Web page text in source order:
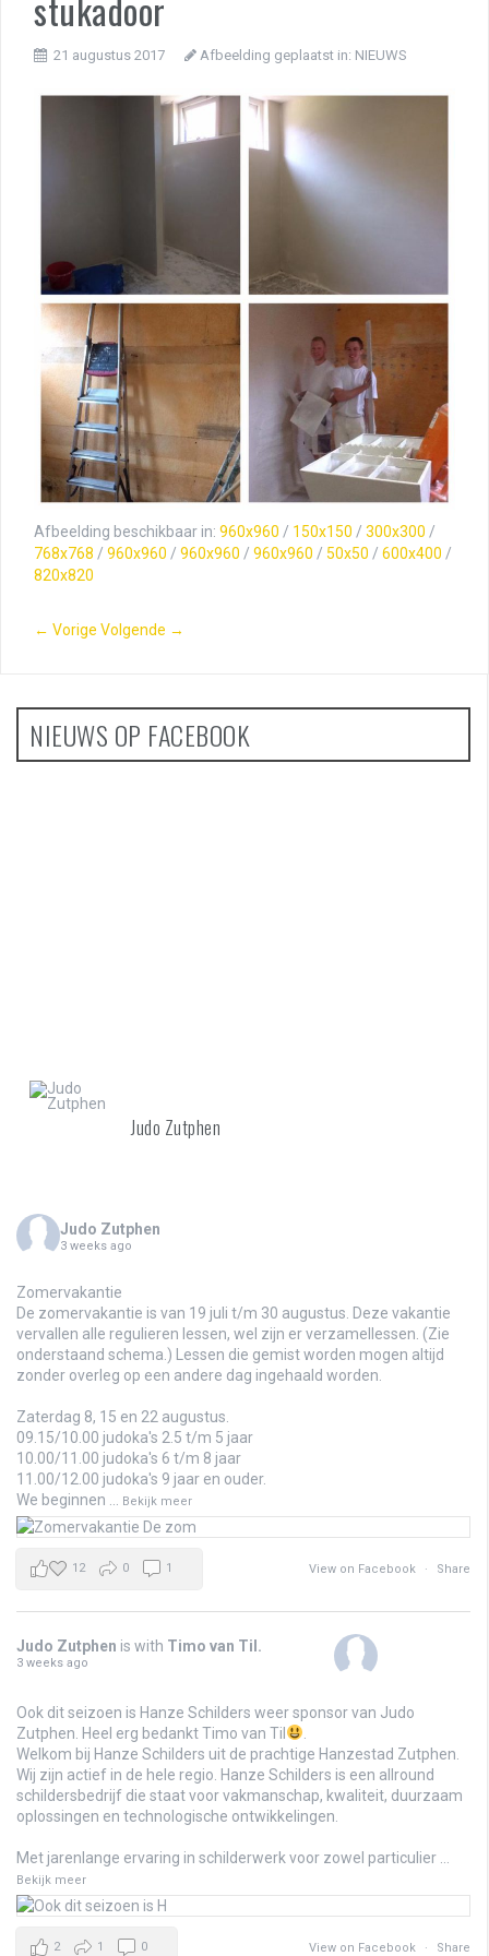
21 augustus 2017 Afbeelding geplaatst in: NIEUWS
Afbeelding beschikbaar in: 960x960 / 150x150 / 300x300 /
768x768 / 960x960 / 960x960 / 960x960 / 50x50 / 600x400 /
820x820
← Vorige Volgende →
NIEUWS OP FACEBOOK
Judo Zutphen
Judo Zutphen
3 weeks ago
Zomervakantie
De zomervakantie is van 19 juli t/m 30 augustus. Deze vakantie
vervallen alle regulieren lessen, wel zijn er verzamellessen. (Zie
onderstaand schema.) Lessen die gemist worden mogen altijd
zonder overleg op een andere dag ingehaald worden.
Zaterdag 8, 15 en 22 augustus.
09.15/10.00 judoka's 2.5 t/m 5 jaar
10.00/11.00 judoka's 6 t/m 8 jaar
11.00/12.00 judoka's 9 jaar en ouder.
We beginnen
Bekijk meer
View on Facebook · Share
12 0 1
Judo Zutphen is with Timo van Til.
3 weeks ago
Ook dit seizoen is Hanze Schilders weer sponsor van Judo
Zutphen. Heel erg bedankt Timo van Til
Welkom bij Hanze Schilders uit de prachtige Hanzestad Zutphen.
Wij zijn actief in de hele regio. Hanze Schilders is een allround
schildersbedrijf die staat voor vakmanschap, kwaliteit, duurzaam
oplossingen en technologische ontwikkelingen.
Met jarenlange ervaring in schilderwerk voor zowel particulier
Bekijk meer
View on Facebook · Share
2 1 0